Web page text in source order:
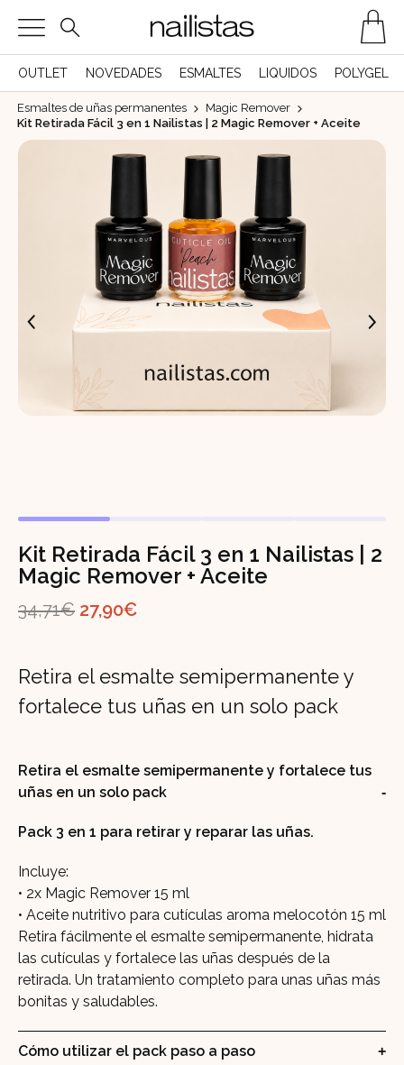
OUTLET NOVEDADES ESMALTES LIQUIDOS POLYGEL
Esmaltes de uñas permanentes
Magic Remover
Kit Retirada Fácil 3 en 1 Nailistas | 2 Magic Remover + Aceite
Kit Retirada Fácil 3 en 1 Nailistas | 2
Magic Remover + Aceite
34,71€ El
original
era:
34,71€.
27,90€El
actual
es:
27,90€.
Retira el esmalte semipermanente y
fortalece tus uñas en un solo pack
Retira el esmalte semipermanente y fortalece tus
uñas en un solo pack
Pack 3 en 1 para retirar y reparar las uñas.
Incluye:
• 2x Magic Remover 15 ml
• Aceite nutritivo para cutículas aroma melocotón 15 ml
Retira fácilmente el esmalte semipermanente, hidrata
las cutículas y fortalece las uñas después de la
retirada. Un tratamiento completo para unas uñas más
bonitas y saludables.
Cómo utilizar el pack paso a paso